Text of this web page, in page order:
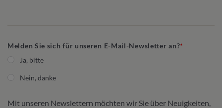
Melden Sie sich für unseren E-Mail-Newsletter an?
Ja, bitte
Nein, danke
Mit unseren Newslettern möchten wir Sie über Neuigkeiten,